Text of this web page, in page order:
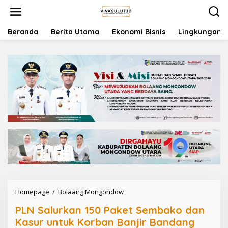
Beranda Berita Utama Ekonomi Bisnis Lingkungan
Homepage / Bolaang Mongondow
N
S
PLN Salurkan 150 Paket Sembako dan
Kasur untuk Korban Banjir Bandang